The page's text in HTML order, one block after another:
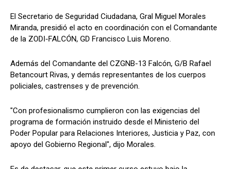
El Secretario de Seguridad Ciudadana, Gral Miguel Morales
Miranda, presidió el acto en coordinación con el Comandante
de la ZODI-FALCÓN, GD Francisco Luis Moreno.
Además del Comandante del CZGNB-13 Falcón, G/B Rafael
Betancourt Rivas, y demás representantes de los cuerpos
policiales, castrenses y de prevención.
"Con profesionalismo cumplieron con las exigencias del
programa de formación instruido desde el Ministerio del
Poder Popular para Relaciones Interiores, Justicia y Paz, con
apoyo del Gobierno Regional", dijo Morales.